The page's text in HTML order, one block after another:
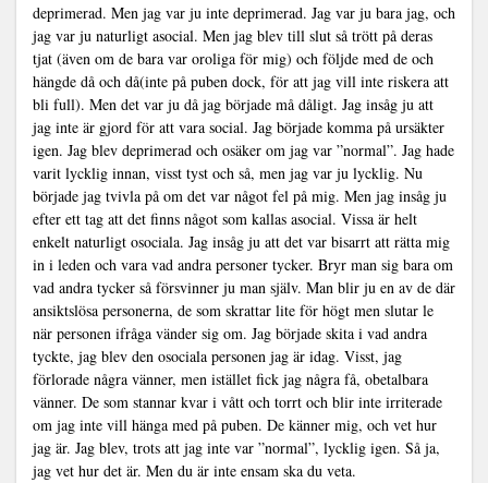
deprimerad. Men jag var ju inte deprimerad. Jag var ju bara jag, och
jag var ju naturligt asocial. Men jag blev till slut så trött på deras
tjat (även om de bara var oroliga för mig) och följde med de och
hängde då och då(inte på puben dock, för att jag vill inte riskera att
bli full). Men det var ju då jag började må dåligt. Jag insåg ju att
jag inte är gjord för att vara social. Jag började komma på ursäkter
igen. Jag blev deprimerad och osäker om jag var ”normal”. Jag hade
varit lycklig innan, visst tyst och så, men jag var ju lycklig. Nu
började jag tvivla på om det var något fel på mig. Men jag insåg ju
efter ett tag att det finns något som kallas asocial. Vissa är helt
enkelt naturligt osociala. Jag insåg ju att det var bisarrt att rätta mig
in i leden och vara vad andra personer tycker. Bryr man sig bara om
vad andra tycker så försvinner ju man själv. Man blir ju en av de där
ansiktslösa personerna, de som skrattar lite för högt men slutar le
när personen ifråga vänder sig om. Jag började skita i vad andra
tyckte, jag blev den osociala personen jag är idag. Visst, jag
förlorade några vänner, men istället fick jag några få, obetalbara
vänner. De som stannar kvar i vått och torrt och blir inte irriterade
om jag inte vill hänga med på puben. De känner mig, och vet hur
jag är. Jag blev, trots att jag inte var ”normal”, lycklig igen. Så ja,
jag vet hur det är. Men du är inte ensam ska du veta.